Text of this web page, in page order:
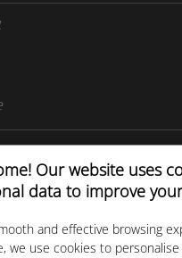
Our website uses
data to improve
and effective browsing
we use cookies to
バ